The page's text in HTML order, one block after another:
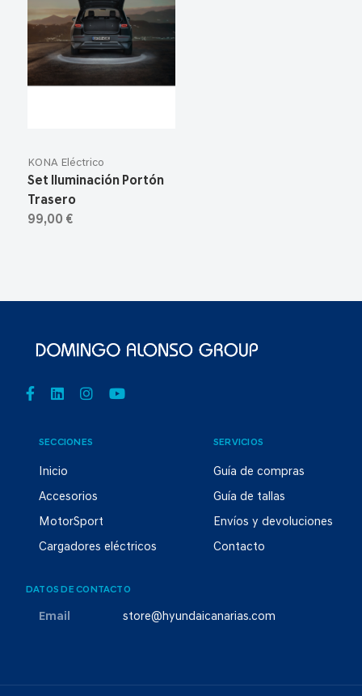
KONA Eléctrico
Set Iluminación Portón
Trasero
99,00 €
SECCIONES
Inicio
Accesorios
MotorSport
Cargadores eléctricos
SERVICIOS
Guía de compras
Guía de tallas
Envíos y devoluciones
Contacto
DATOS DE CONTACTO
Email store@hyundaicanarias.com